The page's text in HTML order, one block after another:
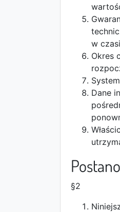
w
Okres
Dane
§2